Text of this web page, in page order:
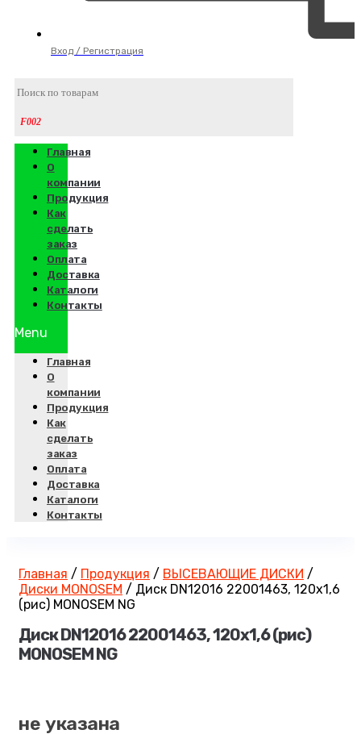
Вход / Регистрация
Главная
О
компании
Продукция
Как
сделать
заказ
Оплата
Доставка
Каталоги
Контакты
Menu
Главная
О
компании
Продукция
Как
сделать
заказ
Оплата
Доставка
Каталоги
Контакты
Главная / Продукция / ВЫСЕВАЮЩИЕ ДИСКИ /
Диски MONOSEM / Диск DN12016 22001463, 120х1,6
(рис) MONOSEM NG
Диск DN12016 22001463, 120х1,6 (рис)
MONOSEM NG
не указана